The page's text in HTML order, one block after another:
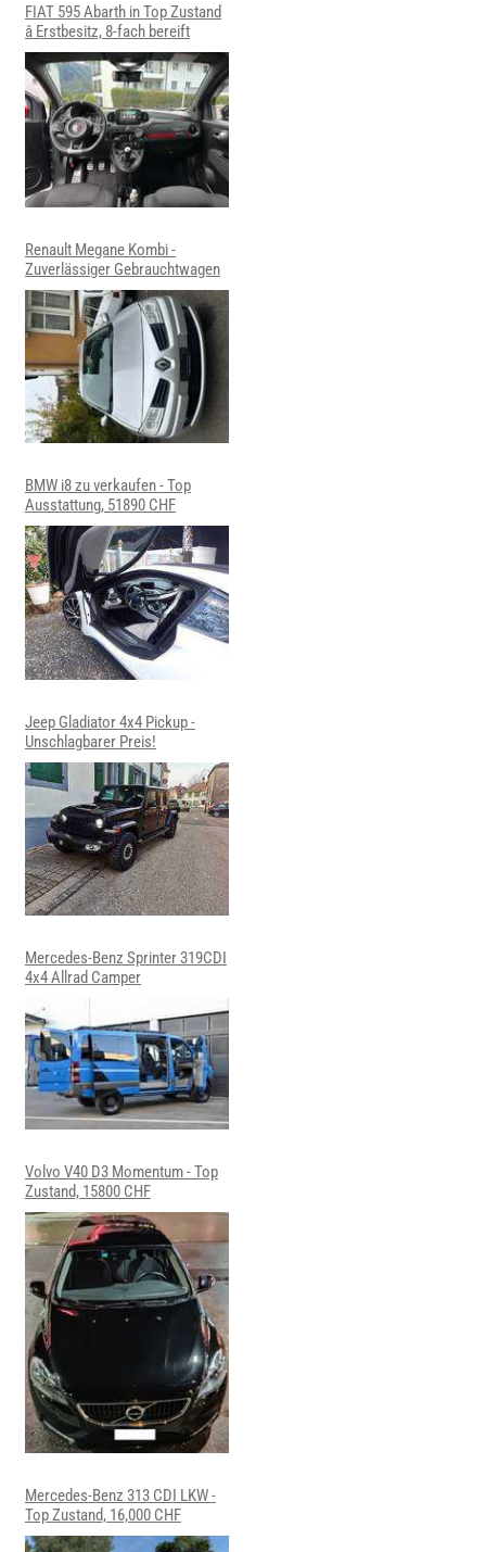
FIAT 595 Abarth in Top Zustand
â Erstbesitz, 8-fach bereift
Renault Megane Kombi -
Zuverlässiger Gebrauchtwagen
BMW i8 zu verkaufen - Top
Ausstattung, 51890 CHF
Jeep Gladiator 4x4 Pickup -
Unschlagbarer Preis!
Mercedes-Benz Sprinter 319CDI
4x4 Allrad Camper
Volvo V40 D3 Momentum - Top
Zustand, 15800 CHF
Mercedes-Benz 313 CDI LKW -
Top Zustand, 16,000 CHF